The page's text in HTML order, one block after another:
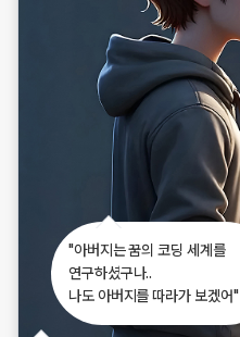
"아버지는 꿈의 코딩 세계를
연구하셨구나..
나도 아버지를 따라가 보겠어"